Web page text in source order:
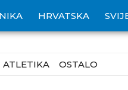
HRVATSKA
ATLETIKA OSTALO